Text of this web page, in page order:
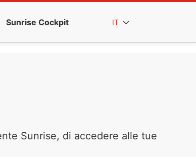
Sunrise Cockpit IT
Sunrise, di accedere alle tue